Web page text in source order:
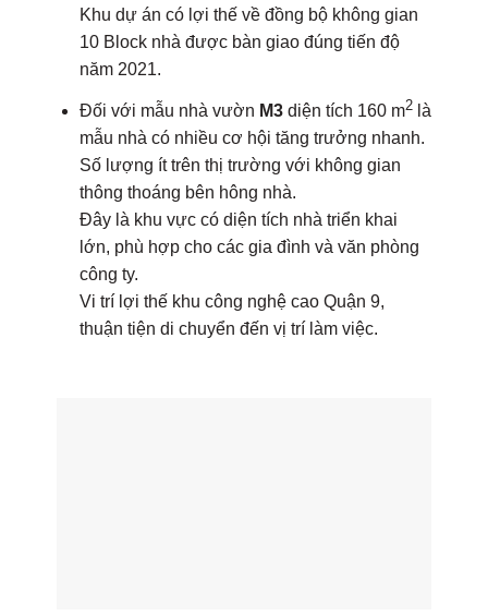
Khu dự án có lợi thế về đồng bộ không gian
10 Block nhà được bàn giao đúng tiến độ
năm 2021.
Đối với mẫu nhà vườn M3diện tích 160 m2là
mẫu nhà có nhiều cơ hội tăng trưởng nhanh.
Số lượng ít trên thị trường với không gian
thông thoáng bên hông nhà.
Đây là khu vực có diện tích nhà triển khai
lớn, phù hợp cho các gia đình và văn phòng
công ty.
Vi trí lợi thế khu công nghệ cao Quận 9,
thuận tiện di chuyển đến vị trí làm việc.